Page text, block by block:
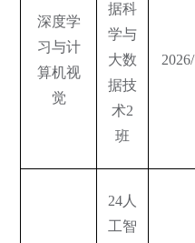
深度学
习与计
算机视
觉
据科
学与
大数
据技
术2
班
24人
工智